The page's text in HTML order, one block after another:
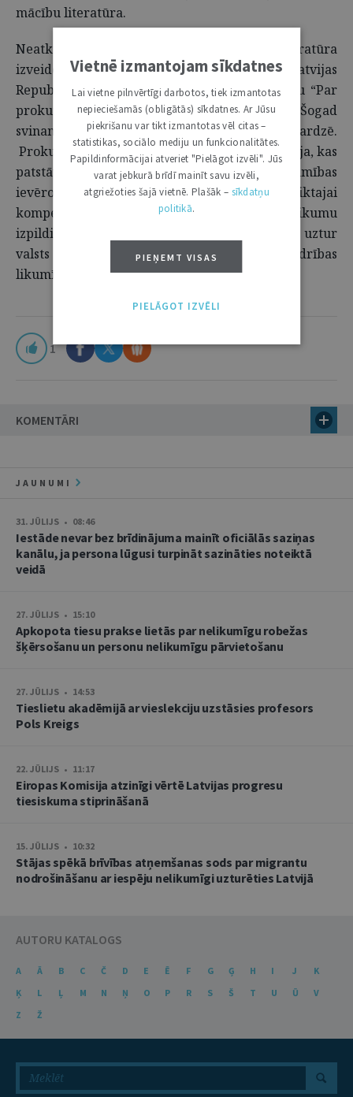
mācību literatūra.
Neatkarīgā Latvijas Republikas prokuratūra
izveidota 1990. gada 26. septembrī, kad Latvijas
Republikas Augstākā Padome pieņēma likumu “Par
prokurora uzraudzību Latvijas Republikā”. Šogad
svinam 35 gadus taisnīguma un tiesiskuma sardzē.
Prokuratūra ir neatkarīga tiesu varas institūcija, kas
patstāvīgi īsteno uzraudzību pār likumības
ievērošanu atbilstoši normatīvajos aktos noteiktajai
kompetencei. Prokuratūra rūpējas par likumu
izpildi, ierosina un virza kriminālprocesus, uztur
valsts apsūdzību un aizstāv valsts un sabiedrības
likumīgās intereses.
1
KOMENTĀRI
JAUNUMI
31. JŪLIJS • 08:46
Iestāde nevar bez brīdinājuma mainīt oficiālās saziņas
kanālu, ja persona lūgusi turpināt sazināties noteiktā
veidā
27. JŪLIJS • 15:10
Apkopota tiesu prakse lietās par nelikumīgu robežas
šķērsošanu un personu nelikumīgu pārvietošanu
27. JŪLIJS • 14:53
Tieslietu akadēmijā ar vieslekciju uzstāsies profesors
Pols Kreigs
22. JŪLIJS • 11:17
Eiropas Komisija atzinīgi vērtē Latvijas progresu
tiesiskuma stiprināšanā
15. JŪLIJS • 10:32
Stājas spēkā brīvības atņemšanas sods par migrantu
nodrošināšanu ar iespēju nelikumīgi uzturēties Latvijā
AUTORU KATALOGS
A Ā B C Č D E Ē F G Ģ H I J
K
Ķ
L Ļ M N Ņ O P R S Š T U Ū
V
Z
Ž
Vietnē izmantojam sīkdatnes
Lai vietne pilnvērtīgi darbotos, tiek izmantotas
nepieciešamās (obligātās) sīkdatnes. Ar Jūsu
piekrišanu var tikt izmantotas vēl citas –
statistikas, sociālo mediju un funkcionalitātes.
Papildinformācijai atveriet "Pielāgot izvēli". Jūs
varat jebkurā brīdī mainīt savu izvēli,
atgriežoties šajā vietnē. Plašāk – sīkdatņu
politikā.
PIEŅEMT VISAS
PIELĀGOT IZVĒLI